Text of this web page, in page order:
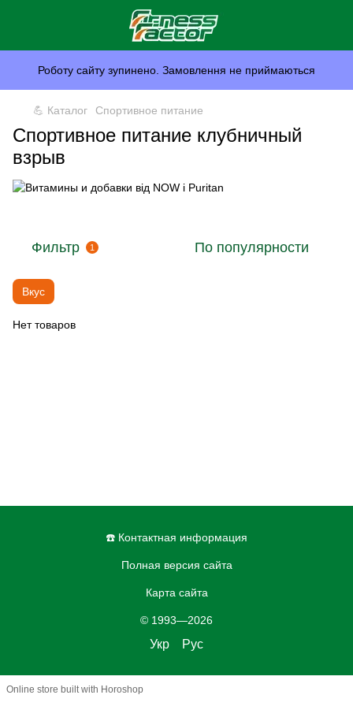
Роботу сайту зупинено. Замовлення не приймаються
💪 Каталог Спортивное питание
Спортивное питание клубничный
взрыв
Фильтр 1 По популярности
Вкус
Нет товаров
☎️ Контактная информация
Полная версия сайта
Карта сайта
© 1993—2026
Укр Рус
Online store built with Horoshop